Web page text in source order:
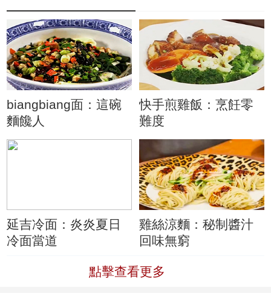
biangbiang面：這碗
麵饞人
快手煎雞飯：烹飪零
難度
延吉冷面：炎炎夏日
冷面當道
雞絲涼麵：秘制醬汁
回味無窮
點擊查看更多